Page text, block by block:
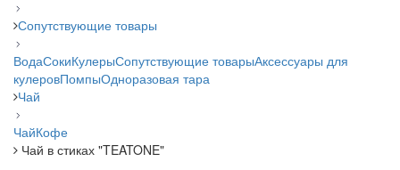
Сопутствующие товары
ВодаСокиКулерыСопутствующие товарыАксессуары для
кулеровПомпыОдноразовая тара
Чай
ЧайКофе
Чай в стиках "TEATONE"